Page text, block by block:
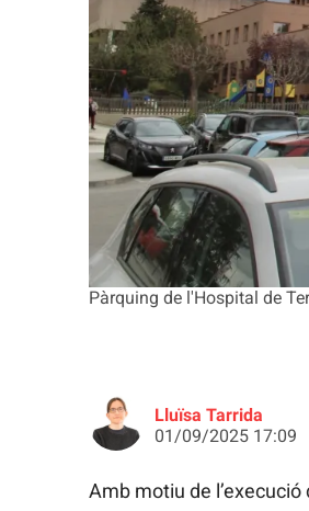
Pàrquing de l'Hospital de
Lluïsa Tarrida
01/09/2025 17:09
Amb motiu de